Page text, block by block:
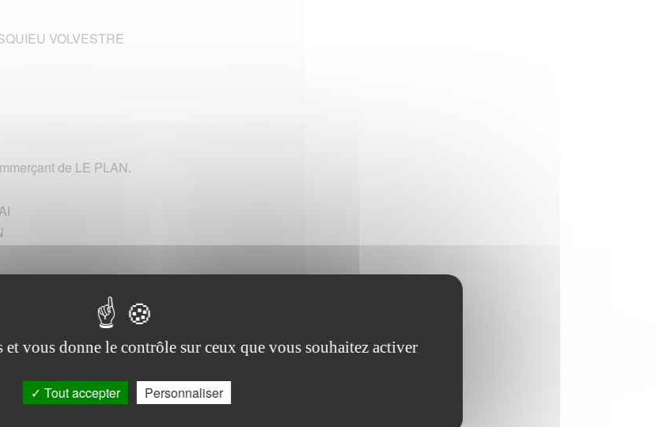
VOLVESTRE
de LE PLAN.
et vous donne le contrôle sur ceux que vous souhaitez activer
Tout accepter Personnaliser